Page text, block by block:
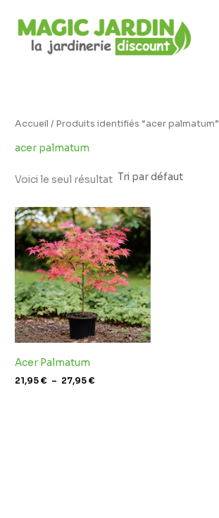
contenu
i
l
t
é
Accueil / Produits identifiés “acer palmatum”
acer palmatum
Voici le seul résultat
Acer Palmatum
21,95€ – 27,95€
Plage
de
prix :
21,95 €
à
27,95 €